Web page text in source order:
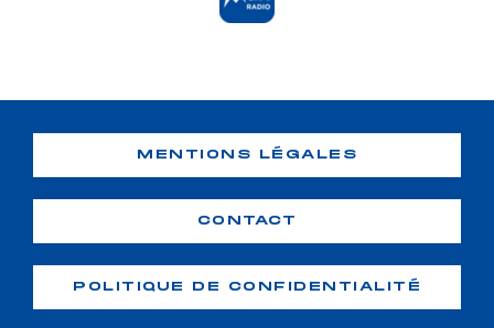
MENTIONS LÉGALES
CONTACT
POLITIQUE DE CONFIDENTIALITÉ